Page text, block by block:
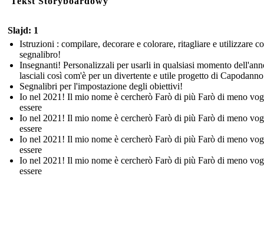
Slajd: 1
Istruzioni : compilare, decorare e colorare, ritagliare e utilizzare
segnalibro!
Insegnanti! Personalizzali per usarli in qualsiasi momento
lasciali così com'è per un divertente e utile progetto di
Segnalibri per l'impostazione degli obiettivi!
Io nel 2021! Il mio nome è cercherò Farò di più Farò di meno
essere
Io nel 2021! Il mio nome è cercherò Farò di più Farò di meno
essere
Io nel 2021! Il mio nome è cercherò Farò di più Farò di meno
essere
Io nel 2021! Il mio nome è cercherò Farò di più Farò di meno
essere